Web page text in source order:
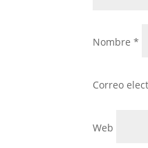
Nombre*
Correo
Web